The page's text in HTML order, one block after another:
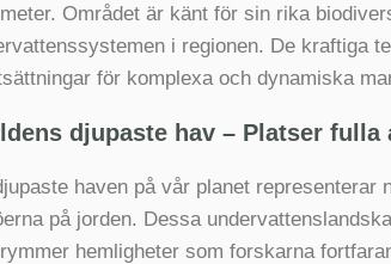
Området är känt för sin rika
i regionen. De kraftiga
för komplexa och dynamiska
djupaste hav – Platser fulla
haven på vår planet
på jorden. Dessa
hemligheter som forskarna